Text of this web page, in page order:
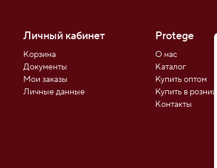
Личный кабинет
Корзина
Документы
Мои заказы
Личные данные
Protege
О нас
Каталог
Купить оптом
Купить в розницу
Контакты